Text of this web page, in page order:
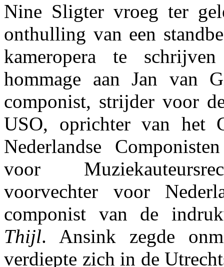
Nine Sligter vroeg ter
onthulling van een
kameropera te
hommage aan Jan van
componist, strijder voor
USO, oprichter van het
Nederlandse
voor
voorvechter voor
componist van de
Thijl. Ansink zegde
verdiepte zich in de